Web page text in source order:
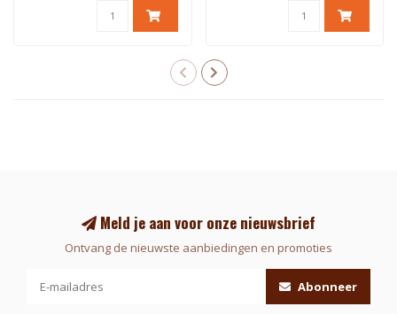
Meld je aan voor onze nieuwsbrief
Ontvang de nieuwste aanbiedingen en promoties
Abonneer